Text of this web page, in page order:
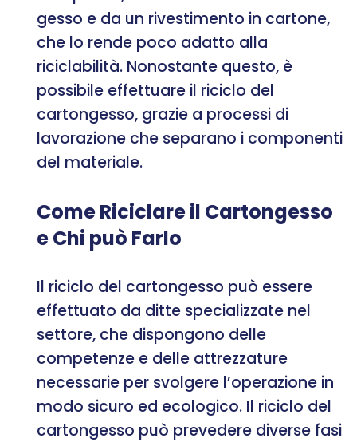
gesso e da un rivestimento in cartone,
che lo rende poco adatto alla
riciclabilità. Nonostante questo, è
possibile effettuare il riciclo del
cartongesso, grazie a processi di
lavorazione che separano i componenti
del materiale.
Come Riciclare il Cartongesso
e Chi può Farlo
Il riciclo del cartongesso può essere
effettuato da ditte specializzate nel
settore, che dispongono delle
competenze e delle attrezzature
necessarie per svolgere l’operazione in
modo sicuro ed ecologico. Il riciclo del
cartongesso può prevedere diverse fasi